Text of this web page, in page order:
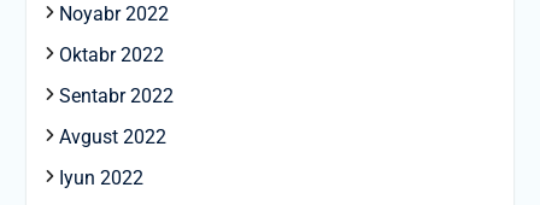
Noyabr 2022
Oktabr 2022
Sentabr 2022
Avgust 2022
Iyun 2022